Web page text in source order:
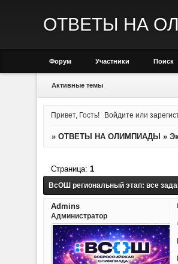
ОТВЕТЫ НА
Форум Участники Поиск
Активные темы
Привет, Гость! Войдите или
» ОТВЕТЫ НА ОЛИМПИАДЫ »
ВсОШ региональный этап: все
Страница: 1
Admins
Администратор